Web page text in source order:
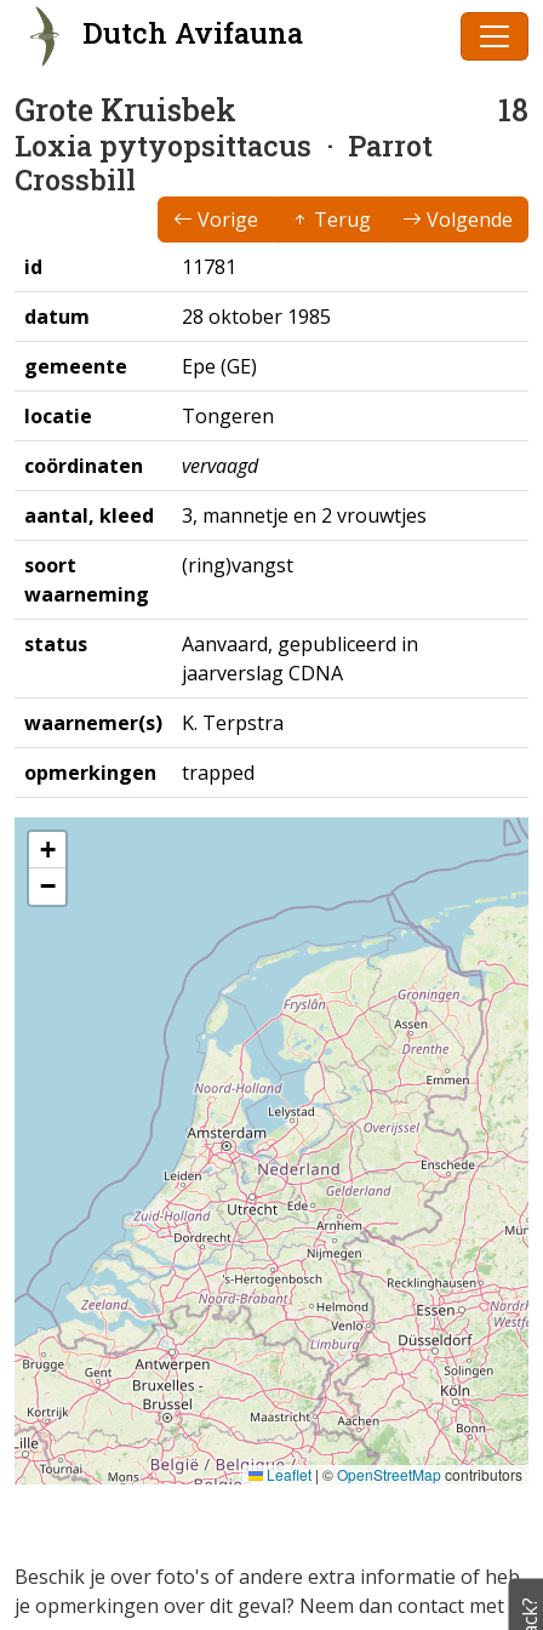
Dutch Avifauna
Grote Kruisbek 18
Loxia pytyopsittacus · Parrot
Crossbill
Vorige Terug
Volgende
id
11781
datum
28 oktober 1985
gemeente
Epe (GE)
locatie
Tongeren
coördinaten
vervaagd
aantal, kleed
3, mannetje en 2 vrouwtjes
soort
waarneming
(ring)vangst
status
Aanvaard, gepubliceerd in
jaarverslag CDNA
waarnemer(s)
K. Terpstra
opmerkingen
trapped
+
−
Leaflet| ©OpenStreetMapcontributors
Beschik je over foto's of andere extra informatie of heb
je opmerkingen over dit geval? Neem dan contact met